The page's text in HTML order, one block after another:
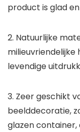
product is glad
2. Natuurlijke
milieuvriendelijke
levendige
3. Zeer geschikt
beelddecoratie,
glazen container,